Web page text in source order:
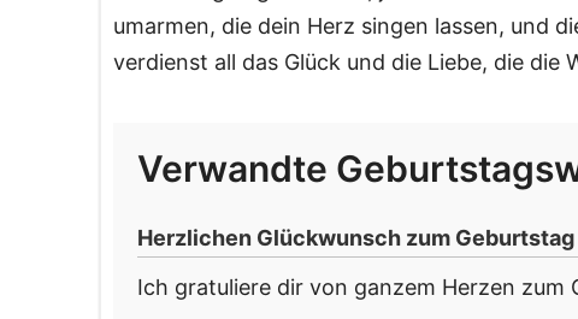
umarmen, die dein Herz singen lassen, und
verdienst all das Glück und die Liebe, die die
Verwandte
Herzlichen Glückwunsch zum
Ich gratuliere dir von ganzem Herzen